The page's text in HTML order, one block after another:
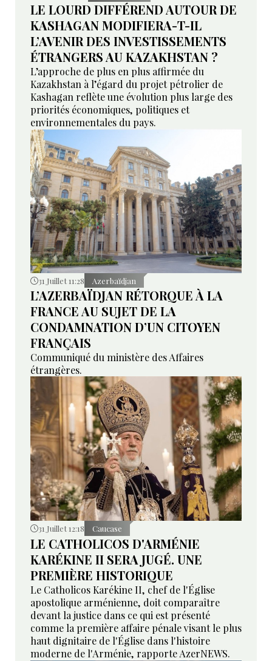
LE LOURD DIFFÉREND AUTOUR DE
KASHAGAN MODIFIERA-T-IL
L’AVENIR DES INVESTISSEMENTS
ÉTRANGERS AU KAZAKHSTAN ?
L’approche de plus en plus affirmée du
Kazakhstan à l’égard du projet pétrolier de
Kashagan reflète une évolution plus large des
priorités économiques, politiques et
environnementales du pays.
31 Juillet 11:28 Azerbaïdjan
L’AZERBAÏDJAN RÉTORQUE À LA
FRANCE AU SUJET DE LA
CONDAMNATION D’UN CITOYEN
FRANÇAIS
Communiqué du ministère des Affaires
étrangères.
31 Juillet 12:18 Caucase
LE CATHOLICOS D'ARMÉNIE
KARÉKINE II SERA JUGÉ. UNE
PREMIÈRE HISTORIQUE
Le Catholicos Karékine II, chef de l'Église
apostolique arménienne, doit comparaître
devant la justice dans ce qui est présenté
comme la première affaire pénale visant le plus
haut dignitaire de l'Église dans l'histoire
moderne de l'Arménie, rapporte AzerNEWS.